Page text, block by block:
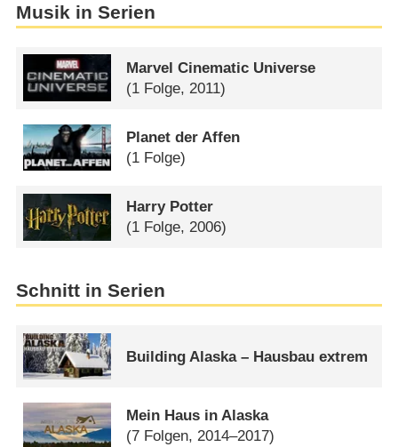
Musik in Serien
Marvel Cinematic Universe
(1 Folge, 2011)
Planet der Affen
(1 Folge)
Harry Potter
(1 Folge, 2006)
Schnitt in Serien
Building Alaska – Hausbau extrem
Mein Haus in Alaska
(7 Folgen, 2014–2017)